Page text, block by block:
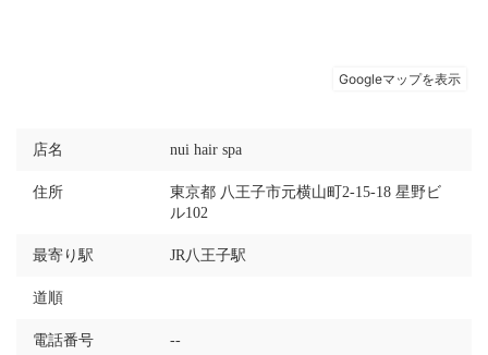
店名 nui hair spa
住所
東京都 八王子市元横山町2-15-18 星野ビ
ル102
最寄り駅 JR八王子駅
道順
電話番号 --